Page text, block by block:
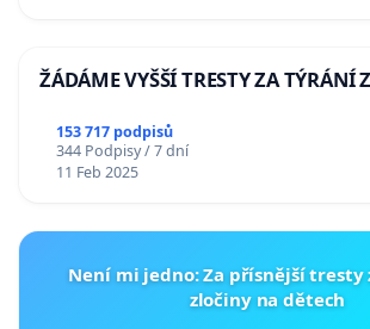
ŽÁDÁME VYŠŠÍ TRESTY ZA TÝRÁNÍ
153 717 podpisů
344 Podpisy / 7 dní
11 Feb 2025
Není mi jedno: Za přísnější tresty
zločiny na dětech